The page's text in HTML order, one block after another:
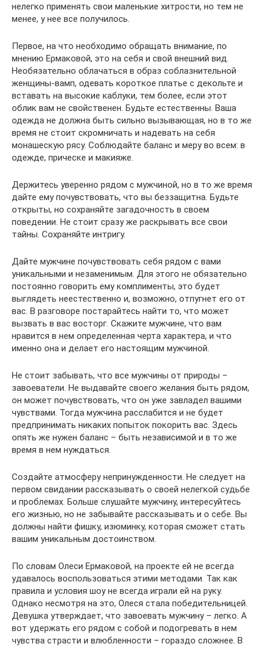
нелегко применять свои маленькие хитрости, но тем не
менее, у нее все получилось.
Первое, на что необходимо обращать внимание, по
мнению Ермаковой, это на себя и свой внешний вид.
Необязательно облачаться в образ соблазнительной
женщины-вамп, одевать короткое платье с декольте и
вставать на высокие каблуки, тем более, если этот
облик вам не свойственен. Будьте естественны. Ваша
одежда не должна быть сильно вызывающая, но в то же
время не стоит скромничать и надевать на себя
монашескую рясу. Соблюдайте баланс и меру во всем: в
одежде, прическе и макияже.
Держитесь уверенно рядом с мужчиной, но в то же время
дайте ему почувствовать, что вы беззащитна. Будьте
открыты, но сохраняйте загадочность в своем
поведении. Не стоит сразу же раскрывать все свои
тайны. Сохраняйте интригу.
Дайте мужчине почувствовать себя рядом с вами
уникальными и незаменимым. Для этого не обязательно
постоянно говорить ему комплименты, это будет
выглядеть неестественно и, возможно, отпугнет его от
вас. В разговоре постарайтесь найти то, что может
вызвать в вас восторг. Скажите мужчине, что вам
нравится в нем определенная черта характера, и что
именно она и делает его настоящим мужчиной.
Не стоит забывать, что все мужчины от природы –
завоеватели. Не выдавайте своего желания быть рядом,
он может почувствовать, что он уже завладел вашими
чувствами. Тогда мужчина расслабится и не будет
предпринимать никаких попыток покорить вас. Здесь
опять же нужен баланс – быть независимой и в то же
время в нем нуждаться.
Создайте атмосферу непринужденности. Не следует на
первом свидании рассказывать о своей нелегкой судьбе
и проблемах. Больше слушайте мужчину, интересуйтесь
его жизнью, но не забывайте рассказывать и о себе. Вы
должны найти фишку, изюминку, которая сможет стать
вашим уникальным достоинством.
По словам Олеси Ермаковой, на проекте ей не всегда
удавалось воспользоваться этими методами. Так как
правила и условия шоу не всегда играли ей на руку.
Однако несмотря на это, Олеся стала победительницей.
Девушка утверждает, что завоевать мужчину – легко. А
вот удержать его рядом с собой и подогревать в нем
чувства страсти и влюбленности – гораздо сложнее. В